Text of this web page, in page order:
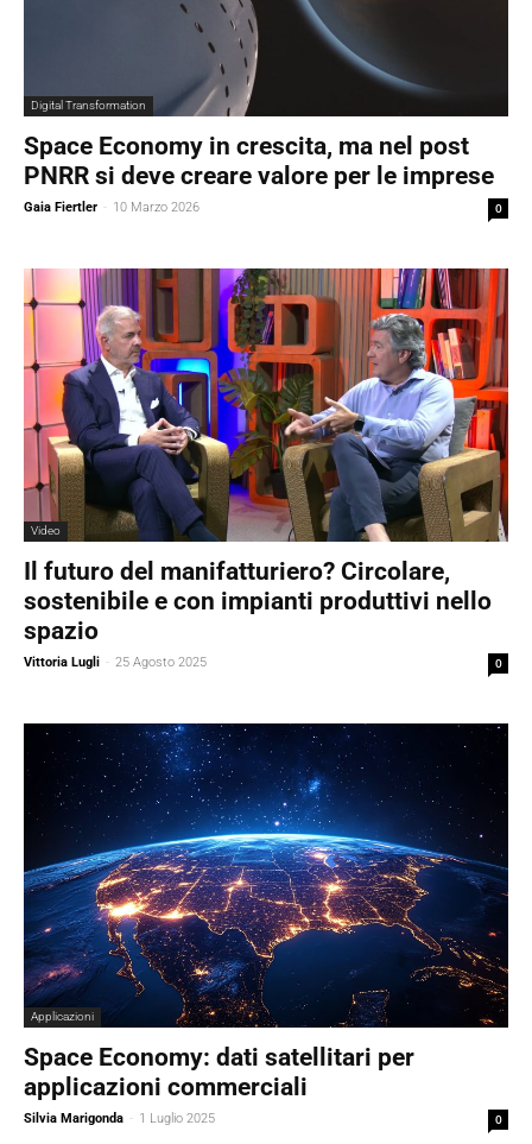
Digital Transformation
Space Economy in crescita, ma nel post
PNRR si deve creare valore per le imprese
Gaia Fiertler - 10 Marzo 2026 0
Video
Il futuro del manifatturiero? Circolare,
sostenibile e con impianti produttivi nello
spazio
Vittoria Lugli - 25 Agosto 2025 0
Applicazioni
Space Economy: dati satellitari per
applicazioni commerciali
Silvia Marigonda - 1 Luglio 2025 0